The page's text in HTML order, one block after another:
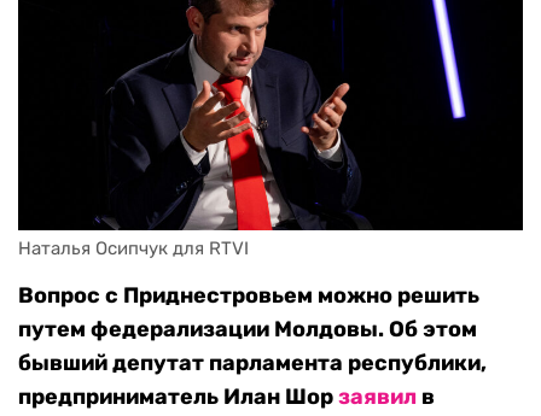
Наталья Осипчук для RTVI
Вопрос с Приднестровьем можно решить
путем федерализации Молдовы. Об этом
бывший депутат парламента республики,
предприниматель Илан Шорзаявил в